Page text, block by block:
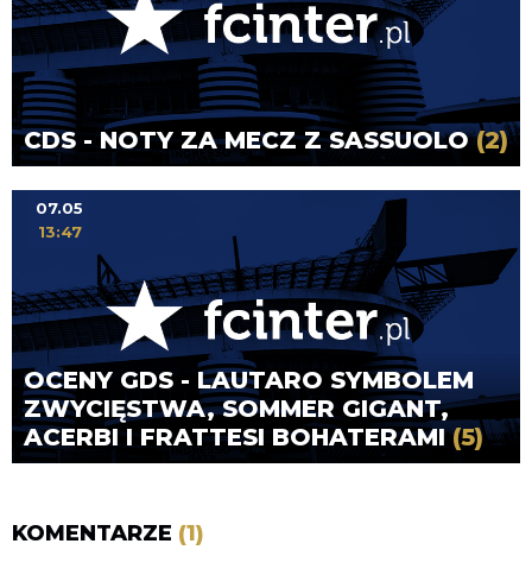
CDS - NOTY ZA MECZ Z SASSUOLO(2)
OCENY GDS - LAUTARO SYMBOLEM
ZWYCIĘSTWA, SOMMER GIGANT,
ACERBI I FRATTESI BOHATERAMI(5)
07.05
13:47
KOMENTARZE (1)